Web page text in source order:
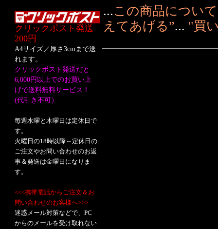
クリックポスト発送
200円
A4サイズ／厚さ3cmまで送
れます。
クリックポスト発送だと
6,000円以上でのお買い上
げで送料無料サービス！
(代引き不可）
毎週水曜と木曜日は定休日で
す。
火曜日の18時以降～定休日の
ご注文やお問い合わせのお返
事＆発送は金曜日になりま
す。
<<<携帯電話からご注文＆お
問い合わせのお客様へ>>>
迷惑メール対策などで、PC
からのメールを受け取れない
...この商品につい
えてあげる”... "買